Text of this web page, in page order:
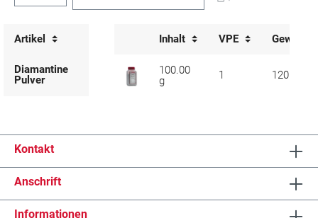
Artikel Inhalt VPE Gewicht
Diamantine
Pulver
100.00
g
1 120
Kontakt
Anschrift
Informationen